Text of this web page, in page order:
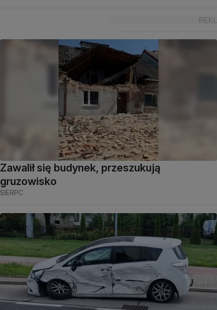
Zawalił się budynek, przeszukują
gruzowisko
SIERPC